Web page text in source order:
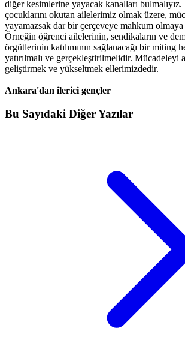
diğer kesimlerine yayacak kanalları
çocuklarını okutan ailelerimiz olmak üzere,
yayamazsak dar bir çerçeveye mahkum
Örneğin öğrenci ailelerinin, sendikaların ve
örgütlerinin katılımının sağlanacağı bir miting
yatırılmalı ve gerçekleştirilmelidir. Mücadeleyi
geliştirmek ve yükseltmek ellerimizdedir.
Ankara'dan ilerici gençler
Bu Sayıdaki Diğer Yazılar